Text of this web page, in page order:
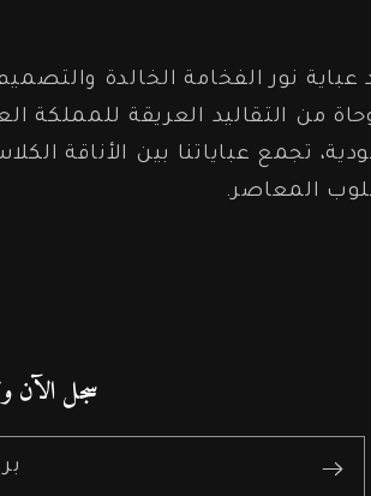
نور الفخامة الخالدة
من التقاليد العريقة للمملكة
تجمع عباياتنا بين الأناقة
المعاصر.
سجل الآن